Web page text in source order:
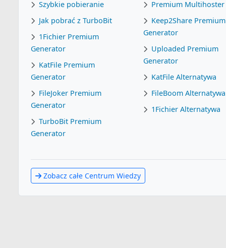
Szybkie pobieranie
Jak pobrać z TurboBit
1Fichier Premium
Generator
KatFile Premium
Generator
FileJoker Premium
Generator
TurboBit Premium
Generator
Premium Multihoster
Keep2Share Premium
Generator
Uploaded Premium
Generator
KatFile Alternatywa
FileBoom Alternatywa
1Fichier Alternatywa
Zobacz całe Centrum Wiedzy